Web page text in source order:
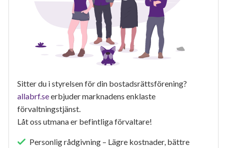
Sitter du i styrelsen för din bostadsrättsförening?
allabrf.seerbjuder marknadens enklaste
förvaltningstjänst.
Låt oss utmana er befintliga förvaltare!
Personlig rådgivning – Lägre kostnader, bättre